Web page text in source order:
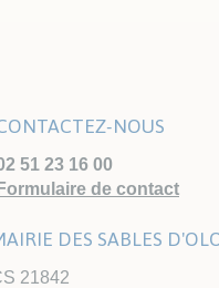
NOUS
51 23 16 00
Formulaire de contact
DES SABLES
21842